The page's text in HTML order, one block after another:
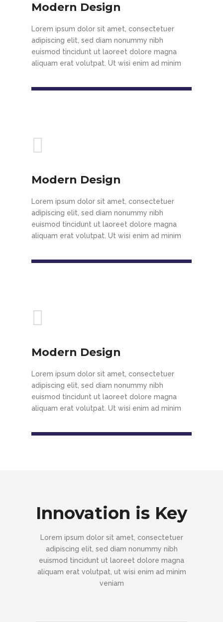
Modern Design
Lorem ipsum dolor sit amet, consectetuer
adipiscing elit, sed diam nonummy nibh
euismod tincidunt ut laoreet dolore magna
aliquam erat volutpat. Ut wisi enim ad minim
Modern Design
Lorem ipsum dolor sit amet, consectetuer
adipiscing elit, sed diam nonummy nibh
euismod tincidunt ut laoreet dolore magna
aliquam erat volutpat. Ut wisi enim ad minim
Modern Design
Lorem ipsum dolor sit amet, consectetuer
adipiscing elit, sed diam nonummy nibh
euismod tincidunt ut laoreet dolore magna
aliquam erat volutpat. Ut wisi enim ad minim
Innovation is Key
Lorem ipsum dolor sit amet, consectetuer
adipiscing elit, sed diam nonummy nibh
euismod tincidunt ut laoreet dolore magna
aliquam erat volutpat, ut wisi enim ad minim
veniam